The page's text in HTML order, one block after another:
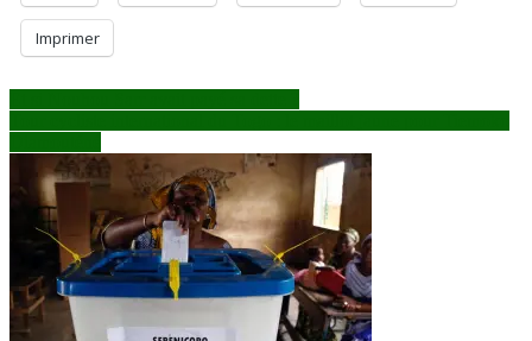
Imprimer
Navigation
de
l’article